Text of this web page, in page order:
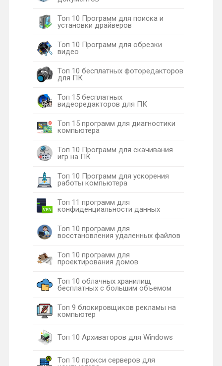
Топ 10 Программ для поиска и
установки драйверов
Топ 10 Программ для обрезки
видео
Топ 10 бесплатных фоторедакторов
для ПК
Топ 15 бесплатных
видеоредакторов для ПК
Топ 15 программ для диагностики
компьютера
Топ 10 Программ для скачивания
игр на ПК
Топ 10 Программ для ускорения
работы компьютера
Топ 11 программ для
конфиденциальности данных
Топ 10 программ для
восстановления удаленных файлов
Топ 10 программ для
проектирования домов
Топ 10 облачных хранилищ
бесплатных с большим объемом
Топ 9 блокировщиков рекламы на
компьютер
Топ 10 Архиваторов для Windows
Топ 10 прокси серверов для